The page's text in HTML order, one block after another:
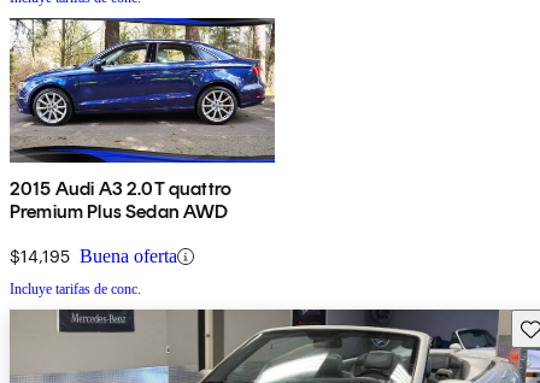
2015 Audi A3 2.0T quattro
Premium Plus Sedan AWD
$14,195 Buena oferta
Incluye tarifas de conc.